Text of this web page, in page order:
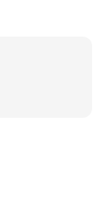
ces PACKS